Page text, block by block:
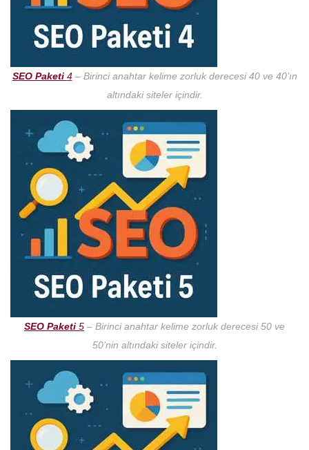
SEO Paketi 4– Birinci anahtar kelime zorluk derecesi 40 ve 40’ın
altındaki siteler içindir.
SEO Paketi 5 – Birinci anahtar kelime zorluk derecesi 50 ve
50’nin altındaki siteler içindir.